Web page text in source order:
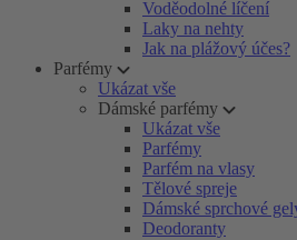
Voděodolné líčení
Laky na nehty
Jak na plážový účes?
Parfémy
Ukázat vše
Dámské parfémy
Ukázat vše
Parfémy
Parfém na vlasy
Tělové spreje
Dámské sprchové
Deodoranty